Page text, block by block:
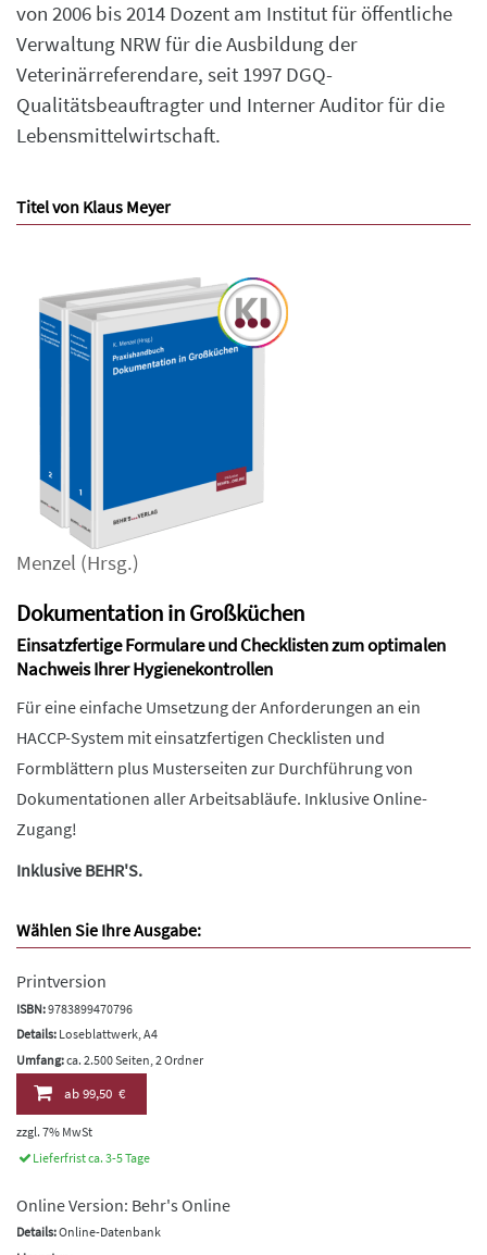
von 2006 bis 2014 Dozent am Institut für öffentliche
Verwaltung NRW für die Ausbildung der
Veterinärreferendare, seit 1997 DGQ-
Qualitätsbeauftragter und Interner Auditor für die
Lebensmittelwirtschaft.
Titel von Klaus Meyer
Menzel (Hrsg.)
Dokumentation in Großküchen
Einsatzfertige Formulare und Checklisten zum optimalen
Nachweis Ihrer Hygienekontrollen
Für eine einfache Umsetzung der Anforderungen an ein
HACCP-System mit einsatzfertigen Checklisten und
Formblättern plus Musterseiten zur Durchführung von
Dokumentationen aller Arbeitsabläufe. Inklusive Online-
Zugang!
Inklusive BEHR'S.
Wählen Sie Ihre Ausgabe:
Printversion
ISBN:9783899470796
Details: Loseblattwerk, A4
Umfang:ca. 2.500 Seiten, 2 Ordner
ab99,50 €
zzgl. 7% MwSt
Lieferfrist ca. 3-5 Tage
Online Version: Behr's Online
Details:Online-Datenbank